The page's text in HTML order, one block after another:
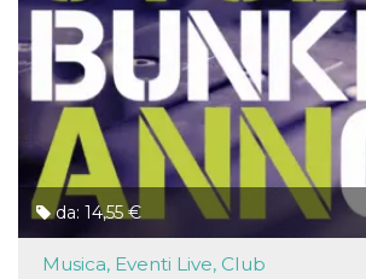
da: 14,55 €
Musica, Eventi Live, Club